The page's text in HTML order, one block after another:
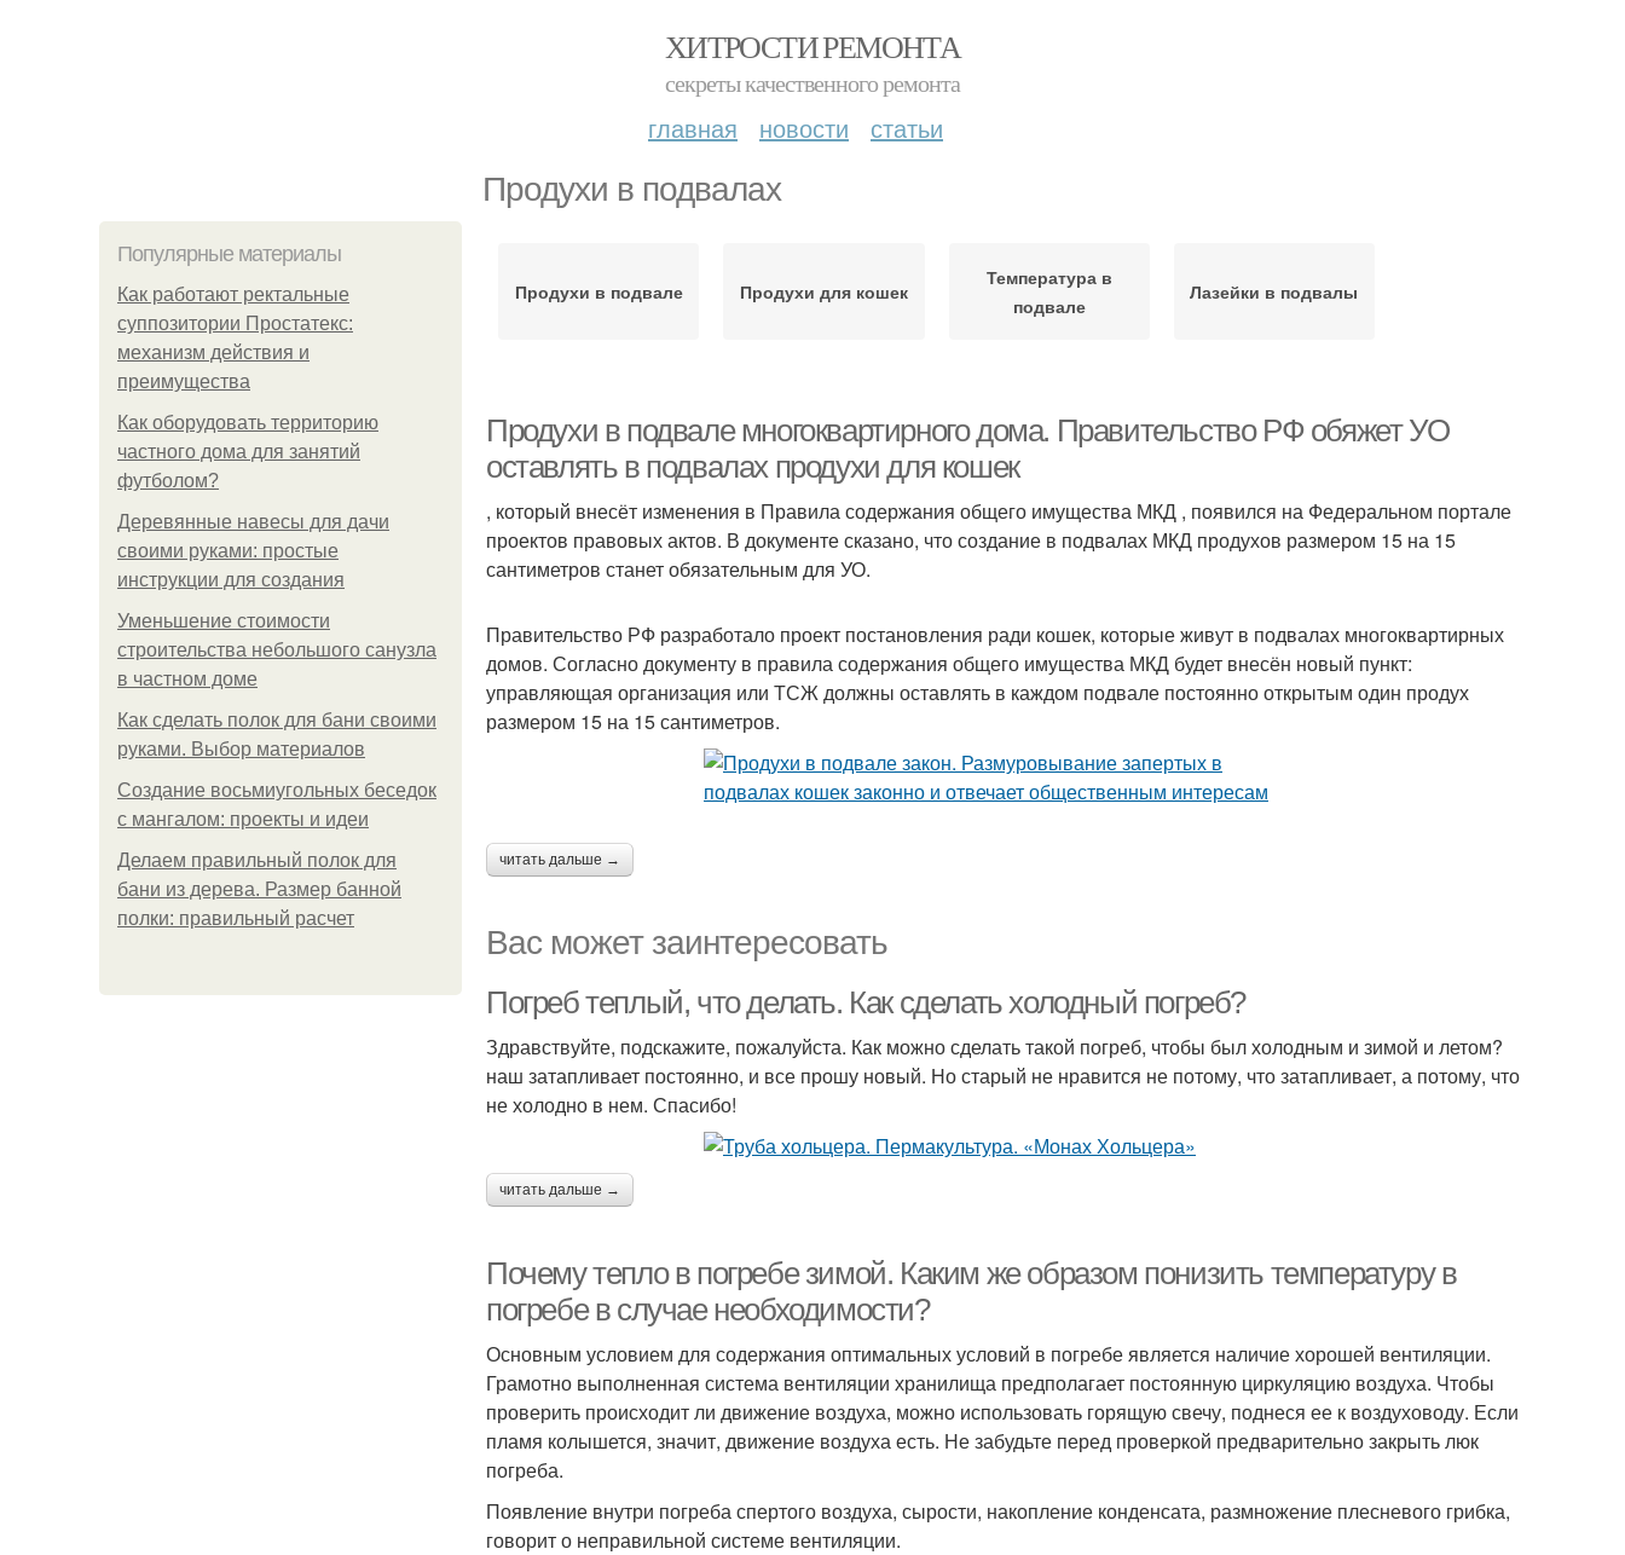
ХИТРОСТИ РЕМОНТА
секреты качественного ремонта
главная новости статьи
Продухи в подвалах
Популярные материалы
Как работают ректальные
суппозитории Простатекс:
механизм действия и
преимущества
Как оборудовать территорию
частного дома для занятий
футболом?
Деревянные навесы для дачи
своими руками: простые
инструкции для создания
Уменьшение стоимости
строительства небольшого санузла
в частном доме
Как сделать полок для бани своими
руками. Выбор материалов
Создание восьмиугольных беседок
с мангалом: проекты и идеи
Делаем правильный полок для
бани из дерева. Размер банной
полки: правильный расчет
Продухи в подвале Продухи для кошек
Температура в
подвале
Лазейки в подвалы
Продухи в подвале многоквартирного дома. Правительство РФ обяжет УО
оставлять в подвалах продухи для кошек
, который внесёт изменения в Правила содержания общего имущества МКД , появился на Федеральном портале
проектов правовых актов. В документе сказано, что создание в подвалах МКД продухов размером 15 на 15
сантиметров станет обязательным для УО.
Правительство РФ разработало проект постановления ради кошек, которые живут в подвалах многоквартирных
домов. Согласно документу в правила содержания общего имущества МКД будет внесён новый пункт:
управляющая организация или ТСЖ должны оставлять в каждом подвале постоянно открытым один продух
размером 15 на 15 сантиметров.
читать дальше →
Вас может заинтересовать
Погреб теплый, что делать. Как сделать холодный погреб?
Здравствуйте, подскажите, пожалуйста. Как можно сделать такой погреб, чтобы был холодным и зимой и летом?
наш затапливает постоянно, и все прошу новый. Но старый не нравится не потому, что затапливает, а потому, что
не холодно в нем. Спасибо!
читать дальше →
Почему тепло в погребе зимой. Каким же образом понизить температуру в
погребе в случае необходимости?
Основным условием для содержания оптимальных условий в погребе является наличие хорошей вентиляции.
Грамотно выполненная система вентиляции хранилища предполагает постоянную циркуляцию воздуха. Чтобы
проверить происходит ли движение воздуха, можно использовать горящую свечу, поднеся ее к воздуховоду. Если
пламя колышется, значит, движение воздуха есть. Не забудьте перед проверкой предварительно закрыть люк
погреба.
Появление внутри погреба спертого воздуха, сырости, накопление конденсата, размножение плесневого грибка,
говорит о неправильной системе вентиляции.